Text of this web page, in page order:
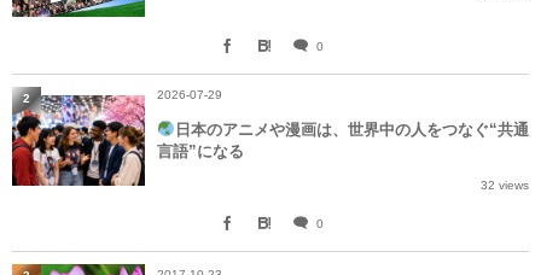
0
2026-07-29
日本のアニメや漫画は、世界中の人をつなぐ“共通
言語”になる
32 views
0
2